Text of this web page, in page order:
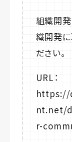
組織開
織開発
ださい。
URL：
https://
nt.net/
r-